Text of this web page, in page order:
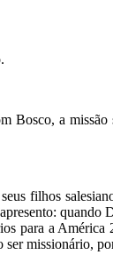
Bosco, a missão
filhos
para a América
missionário,